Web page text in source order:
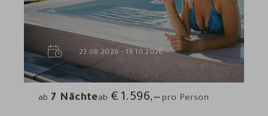
23.08.2026 - 19.10.2026
ab 7 Nächteab € 1.596,— pro Person